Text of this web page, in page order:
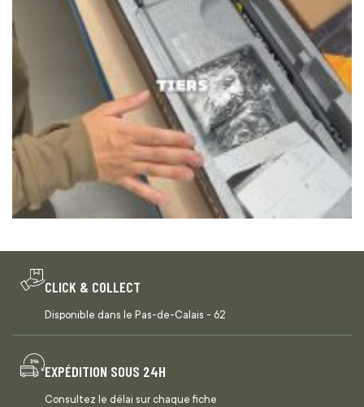
CLICK & COLLECT
Disponible dans le Pas-de-Calais - 62
EXPÉDITION SOUS 24H
Consultez le délai sur chaque fiche